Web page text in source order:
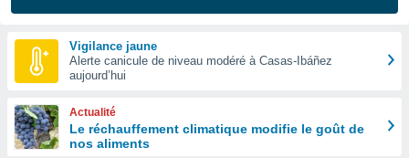
Vigilance jaune
Alerte canicule de niveau modéré à Casas-Ibáñez
aujourd’hui
Actualité
Le réchauffement climatique modifie le goût de
nos aliments